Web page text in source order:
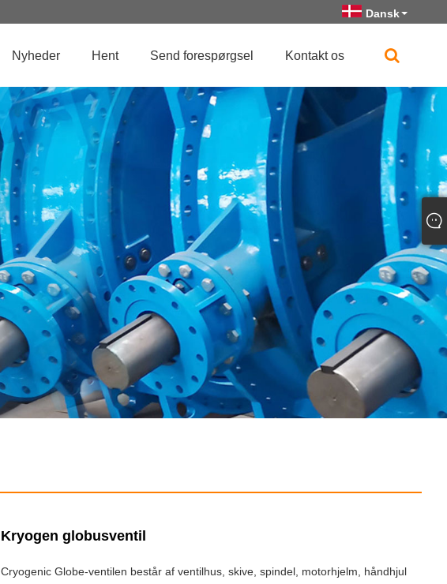
Dansk
Nyheder Hent Send forespørgsel Kontakt os
Kryogen globusventil
Cryogenic Globe-ventilen består af ventilhus, skive, spindel, motorhjelm, håndhjul